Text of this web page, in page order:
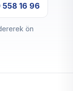
16 96
ön